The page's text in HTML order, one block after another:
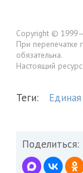
Copyright ©
При перепечатке
обязательна.
Настоящий
Теги:
Поделиться: